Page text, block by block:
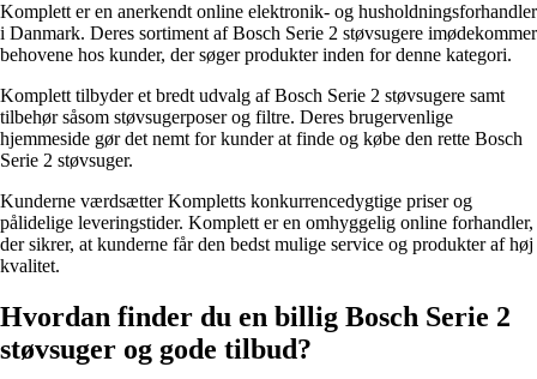
Komplett er en anerkendt online elektronik- og husholdningsforhandler
i Danmark. Deres sortiment af Bosch Serie 2 støvsugere imødekommer
behovene hos kunder, der søger produkter inden for denne kategori.
Komplett tilbyder et bredt udvalg af Bosch Serie 2 støvsugere samt
tilbehør såsom støvsugerposer og filtre. Deres brugervenlige
hjemmeside gør det nemt for kunder at finde og købe den rette Bosch
Serie 2 støvsuger.
Kunderne værdsætter Kompletts konkurrencedygtige priser og
pålidelige leveringstider. Komplett er en omhyggelig online forhandler,
der sikrer, at kunderne får den bedst mulige service og produkter af høj
kvalitet.
Hvordan finder du en billig Bosch Serie 2
støvsuger og gode tilbud?